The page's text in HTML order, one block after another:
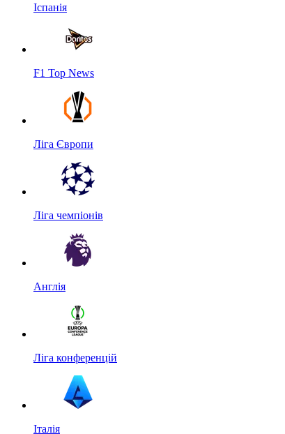
Іспанія
F1 Top News
Ліга Європи
Ліга чемпіонів
Англія
Ліга конференцій
Італія